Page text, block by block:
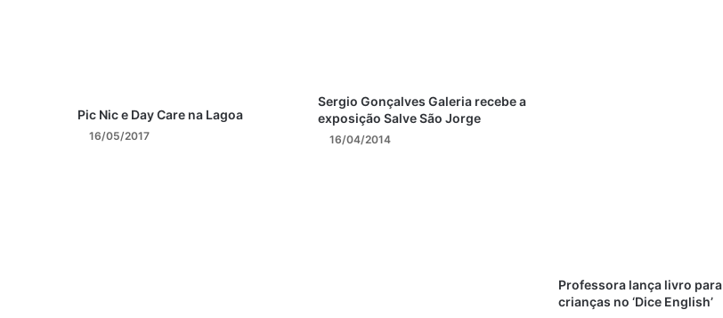
Pic Nic e Day Care na Lagoa
16/05/2017
Sergio Gonçalves Galeria recebe a
exposição Salve São Jorge
16/04/2014
Professora lança livro para
crianças no ‘Dice English’